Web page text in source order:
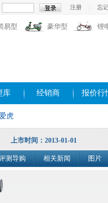
注册 忘
易型 豪华型 锂
库 经销商 报价行
爱虎
上市时间：2013-01-01
测导购 相关新闻 图片